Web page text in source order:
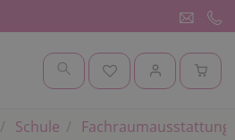
Schule Fachraumausstattung